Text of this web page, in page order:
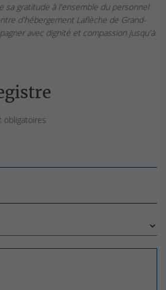
sa gratitude à l'ensemble du personnel
d'hébergement Laflèche de Grand-
avec dignité et compassion jusqu'à
obligatoires